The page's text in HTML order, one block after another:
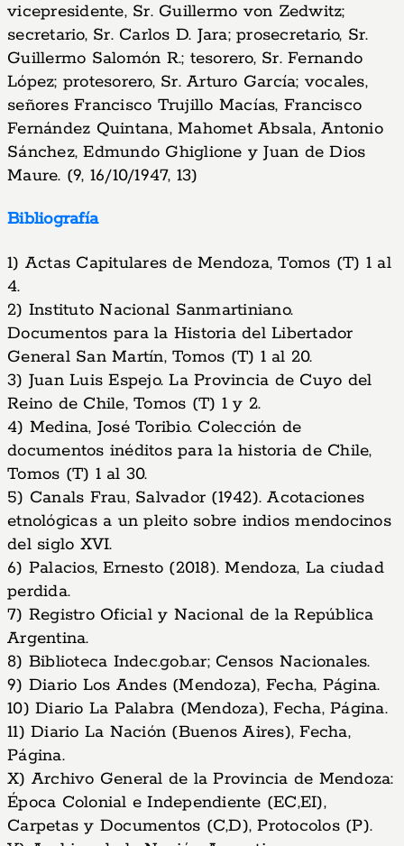
vicepresidente, Sr. Guillermo von Zedwitz;
secretario, Sr. Carlos D. Jara; prosecretario, Sr.
Guillermo Salomón R.; tesorero, Sr. Fernando
López; protesorero, Sr. Arturo García; vocales,
señores Francisco Trujillo Macías, Francisco
Fernández Quintana, Mahomet Absala, Antonio
Sánchez, Edmundo Ghiglione y Juan de Dios
Maure. (9, 16/10/1947, 13)
Bibliografía
1) Actas Capitulares de Mendoza, Tomos (T) 1 al
4.
2) Instituto Nacional Sanmartiniano.
Documentos para la Historia del Libertador
General San Martín, Tomos (T) 1 al 20.
3) Juan Luis Espejo. La Provincia de Cuyo del
Reino de Chile, Tomos (T) 1 y 2.
4) Medina, José Toribio. Colección de
documentos inéditos para la historia de Chile,
Tomos (T) 1 al 30.
5) Canals Frau, Salvador (1942). Acotaciones
etnológicas a un pleito sobre indios mendocinos
del siglo XVI.
6) Palacios, Ernesto (2018). Mendoza, La ciudad
perdida.
7) Registro Oficial y Nacional de la República
Argentina.
8) Biblioteca Indec.gob.ar; Censos Nacionales.
9) Diario Los Andes (Mendoza), Fecha, Página.
10) Diario La Palabra (Mendoza), Fecha, Página.
11) Diario La Nación (Buenos Aires), Fecha,
Página.
X) Archivo General de la Provincia de Mendoza:
Época Colonial e Independiente (EC,EI),
Carpetas y Documentos (C,D), Protocolos (P).